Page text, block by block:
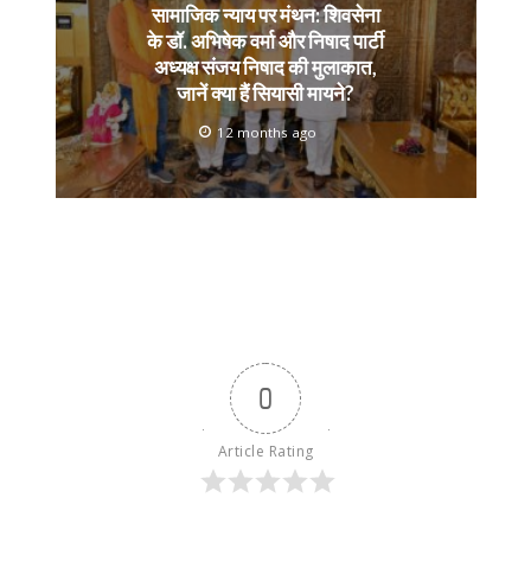
सामाजिक न्याय पर मंथन: शिवसेना
के डॉ. अभिषेक वर्मा और निषाद पार्टी
अध्यक्ष संजय निषाद की मुलाकात,
जानें क्या हैं सियासी मायने?
12 months ago
0
Article Rating